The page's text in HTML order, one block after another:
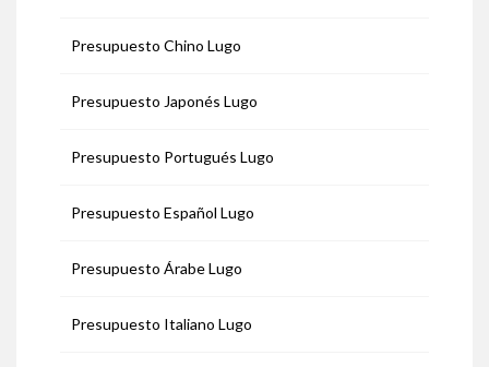
Presupuesto Chino Lugo
Presupuesto Japonés Lugo
Presupuesto Portugués Lugo
Presupuesto Español Lugo
Presupuesto Árabe Lugo
Presupuesto Italiano Lugo